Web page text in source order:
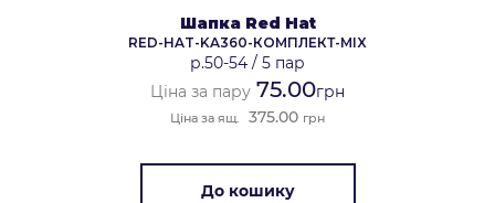
Шапка Red Hat
RED-HAT-KA360-КОМПЛЕКТ-MIX
р.50-54 / 5 пар
Ціна за пару 75.00грн
Ціна за ящ. 375.00 грн
До кошику